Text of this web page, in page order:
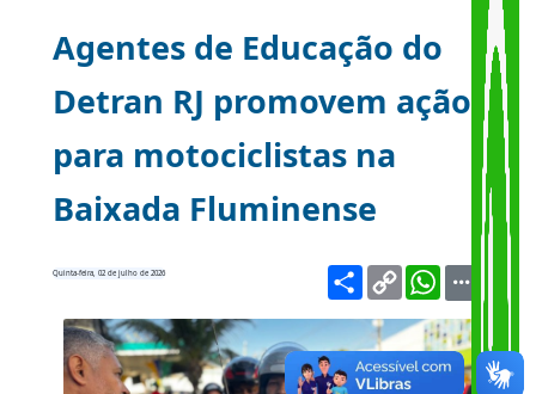
Agentes de Educação do
Detran RJ promovem ação
para motociclistas na
Baixada Fluminense
Quinta-feira, 02 de julho de 2026 Share Copy
Link